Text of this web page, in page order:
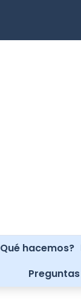
Qué hacemos?